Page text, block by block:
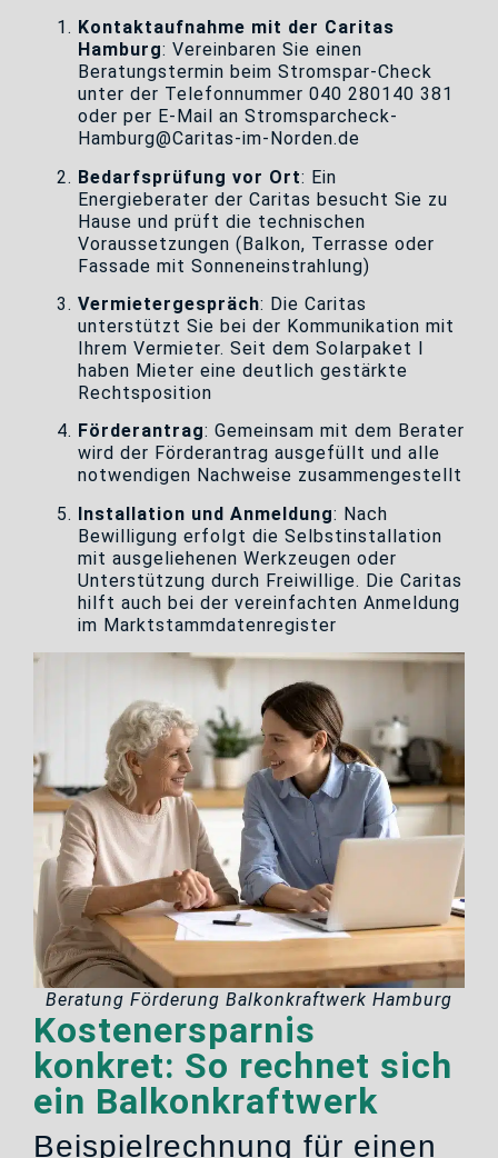
Kontaktaufnahme mit der Caritas
Hamburg: Vereinbaren Sie einen
Beratungstermin beim Stromspar-Check
unter der Telefonnummer 040 280140 381
oder per E-Mail an Stromsparcheck-
Hamburg@Caritas-im-Norden.de
Bedarfsprüfung vor Ort: Ein
Energieberater der Caritas besucht Sie zu
Hause und prüft die technischen
Voraussetzungen (Balkon, Terrasse oder
Fassade mit Sonneneinstrahlung)
Vermietergespräch: Die Caritas
unterstützt Sie bei der Kommunikation mit
Ihrem Vermieter. Seit dem Solarpaket I
haben Mieter eine deutlich gestärkte
Rechtsposition
Förderantrag: Gemeinsam mit dem Berater
wird der Förderantrag ausgefüllt und alle
notwendigen Nachweise zusammengestellt
Installation und Anmeldung: Nach
Bewilligung erfolgt die Selbstinstallation
mit ausgeliehenen Werkzeugen oder
Unterstützung durch Freiwillige. Die Caritas
hilft auch bei der vereinfachten Anmeldung
im Marktstammdatenregister
Beratung Förderung Balkonkraftwerk Hamburg
Kostenersparnis
konkret: So rechnet sich
ein Balkonkraftwerk
Beispielrechnung für einen